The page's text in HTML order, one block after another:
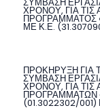
ΧΡΟΝΟΥ, ΓΙΑ
ΠΡΟΓΡΑΜΜΑΤΟΣ
ΜΕ Κ.Ε.
ΠΡΟΚΗΡΥΞΗ ΓΙΑ
ΣΥΜΒΑΣΗ
ΧΡΟΝΟΥ, ΓΙΑ
ΠΡΟΓΡΑΜΜΑΤΩΝ
(01.3022302/001)